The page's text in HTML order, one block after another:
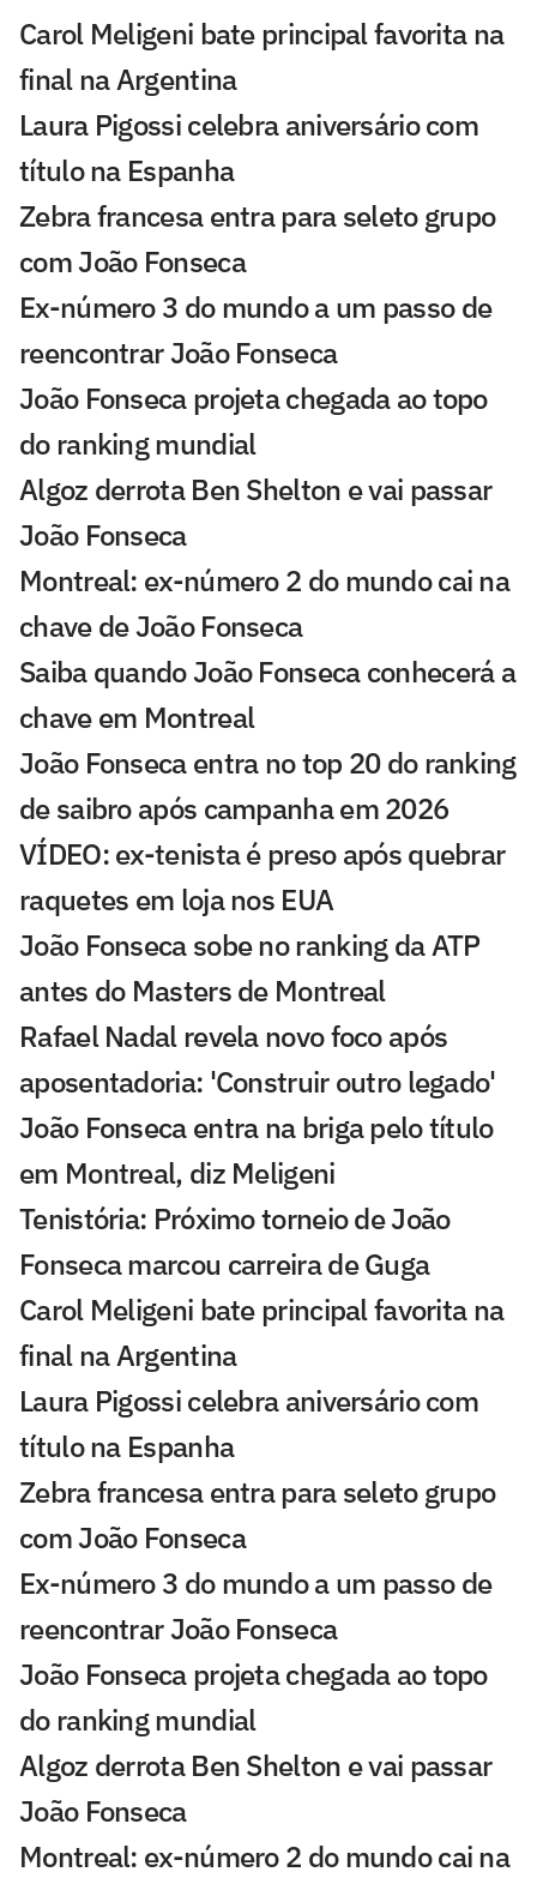
Carol Meligeni bate principal favorita na
final na Argentina
Laura Pigossi celebra aniversário com
título na Espanha
Zebra francesa entra para seleto grupo
com João Fonseca
Ex-número 3 do mundo a um passo de
reencontrar João Fonseca
João Fonseca projeta chegada ao topo
do ranking mundial
Algoz derrota Ben Shelton e vai passar
João Fonseca
Montreal: ex-número 2 do mundo cai na
chave de João Fonseca
Saiba quando João Fonseca conhecerá a
chave em Montreal
João Fonseca entra no top 20 do ranking
de saibro após campanha em 2026
VÍDEO: ex-tenista é preso após quebrar
raquetes em loja nos EUA
João Fonseca sobe no ranking da ATP
antes do Masters de Montreal
Rafael Nadal revela novo foco após
aposentadoria: 'Construir outro legado'
João Fonseca entra na briga pelo título
em Montreal, diz Meligeni
Tenistória: Próximo torneio de João
Fonseca marcou carreira de Guga
Carol Meligeni bate principal favorita na
final na Argentina
Laura Pigossi celebra aniversário com
título na Espanha
Zebra francesa entra para seleto grupo
com João Fonseca
Ex-número 3 do mundo a um passo de
reencontrar João Fonseca
João Fonseca projeta chegada ao topo
do ranking mundial
Algoz derrota Ben Shelton e vai passar
João Fonseca
Montreal: ex-número 2 do mundo cai na